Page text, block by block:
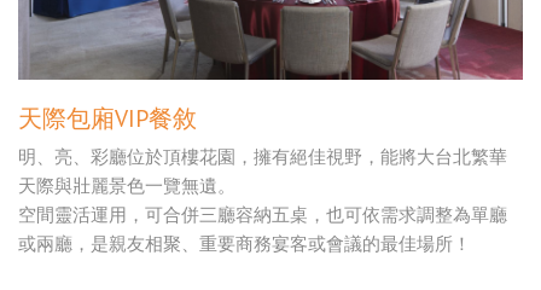
天際包廂VIP餐敘
明、亮、彩廳位於頂樓花園，擁有絕佳視野，能將大台北繁華
天際與壯麗景色一覽無遺。
空間靈活運用，可合併三廳容納五桌，也可依需求調整為單廳
或兩廳，是親友相聚、重要商務宴客或會議的最佳場所！